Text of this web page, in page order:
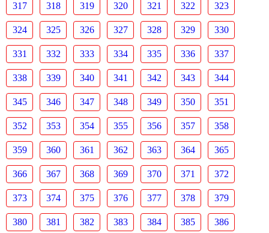
317 318 319 320 321 322 323
324 325 326 327 328 329 330
331 332 333 334 335 336 337
338 339 340 341 342 343 344
345 346 347 348 349 350 351
352 353 354 355 356 357 358
359 360 361 362 363 364 365
366 367 368 369 370 371 372
373 374 375 376 377 378 379
380 381 382 383 384 385 386